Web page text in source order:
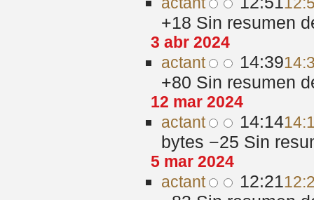
+18 Sin resumen
3 abr 2024
actant 14:39
+80 Sin resumen
12 mar 2024
actant 14:14
bytes −25 Sin
5 mar 2024
actant 12:21